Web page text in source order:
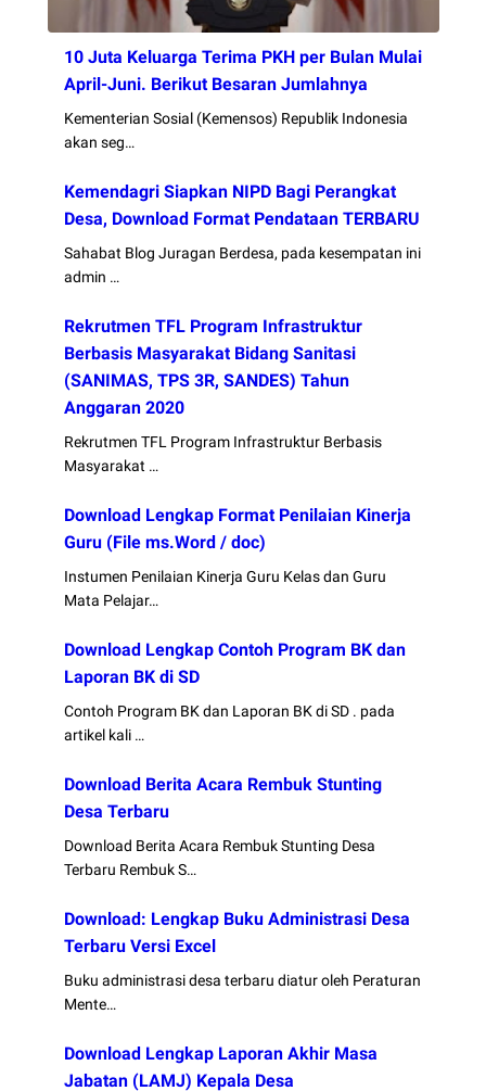
10 Juta Keluarga Terima PKH per Bulan Mulai
April-Juni. Berikut Besaran Jumlahnya
Kementerian Sosial (Kemensos) Republik Indonesia
akan seg…
Kemendagri Siapkan NIPD Bagi Perangkat
Desa, Download Format Pendataan TERBARU
Sahabat Blog Juragan Berdesa, pada kesempatan ini
admin …
Rekrutmen TFL Program Infrastruktur
Berbasis Masyarakat Bidang Sanitasi
(SANIMAS, TPS 3R, SANDES) Tahun
Anggaran 2020
Rekrutmen TFL Program Infrastruktur Berbasis
Masyarakat …
Download Lengkap Format Penilaian Kinerja
Guru (File ms.Word / doc)
Instumen Penilaian Kinerja Guru Kelas dan Guru
Mata Pelajar…
Download Lengkap Contoh Program BK dan
Laporan BK di SD
Contoh Program BK dan Laporan BK di SD . pada
artikel kali …
Download Berita Acara Rembuk Stunting
Desa Terbaru
Download Berita Acara Rembuk Stunting Desa
Terbaru Rembuk S…
Download: Lengkap Buku Administrasi Desa
Terbaru Versi Excel
Buku administrasi desa terbaru diatur oleh Peraturan
Mente…
Download Lengkap Laporan Akhir Masa
Jabatan (LAMJ) Kepala Desa